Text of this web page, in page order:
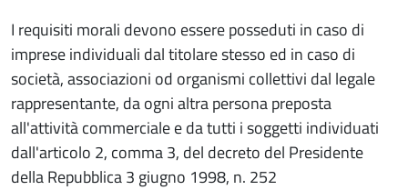
I requisiti morali devono essere posseduti in caso di
imprese individuali dal titolare stesso ed in caso di
società, associazioni od organismi collettivi dal legale
rappresentante, da ogni altra persona preposta
all'attività commerciale e da tutti i soggetti individuati
dall'articolo 2, comma 3, del decreto del Presidente
della Repubblica 3 giugno 1998, n. 252